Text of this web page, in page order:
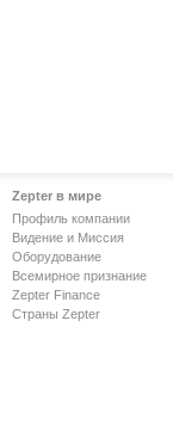
Zepter в мире
Профиль компании
Видение и Миссия
Оборудование
Всемирное признание
Zepter Finance
Страны Zepter